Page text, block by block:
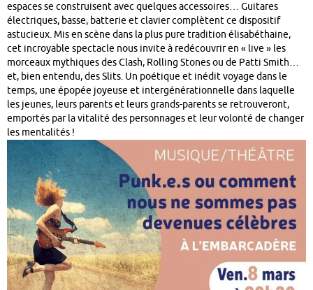
espaces se construisent avec quelques accessoires… Guitares
électriques, basse, batterie et clavier complètent ce dispositif
astucieux. Mis en scène dans la plus pure tradition élisabéthaine,
cet incroyable spectacle nous invite à redécouvrir en « live » les
morceaux mythiques des Clash, Rolling Stones ou de Patti Smith…
et, bien entendu, des Slits. Un poétique et inédit voyage dans le
temps, une épopée joyeuse et intergénérationnelle dans laquelle
les jeunes, leurs parents et leurs grands-parents se retrouveront,
emportés par la vitalité des personnages et leur volonté de changer
les mentalités !